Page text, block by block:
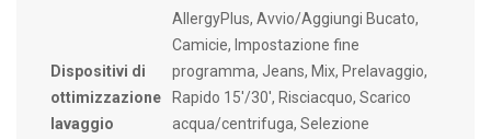
Dispositivi di
ottimizzazione
lavaggio
AllergyPlus, Avvio/Aggiungi Bucato,
Camicie, Impostazione fine
programma, Jeans, Mix, Prelavaggio,
Rapido 15'/30', Risciacquo, Scarico
acqua/centrifuga, Selezione